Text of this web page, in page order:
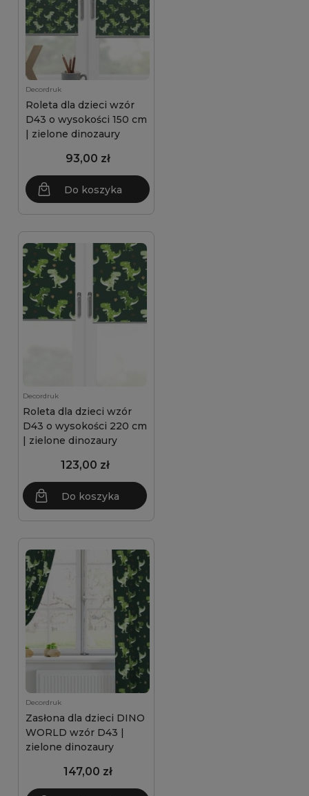
Decordruk
Roleta dla dzieci wzór
D43 o wysokości 150 cm
| zielone dinozaury
93,00 zł
Do koszyka
Decordruk
Roleta dla dzieci wzór
D43 o wysokości 220 cm
| zielone dinozaury
123,00 zł
Do koszyka
Decordruk
Zasłona dla dzieci DINO
WORLD wzór D43 |
zielone dinozaury
147,00 zł